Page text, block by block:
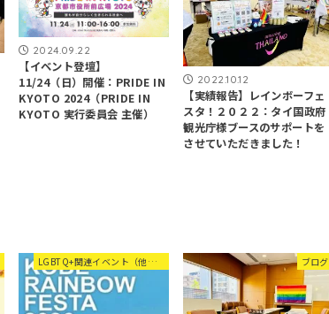
2024.09.22
【イベント登壇】
11/24（日）開催：PRIDE IN
KYOTO 2024（PRIDE IN
KYOTO 実行委員会 主催）
2022.10.12
【実績報告】レインボーフェ
スタ！２０２２：タイ国政府
観光庁様ブースのサポートを
させていただきました！
LGBTQ+関連イベント（他団体等） ブログ